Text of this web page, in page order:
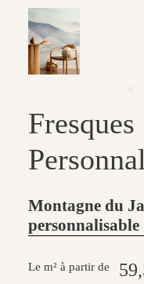
Fresques
Montagne du
personnalisable